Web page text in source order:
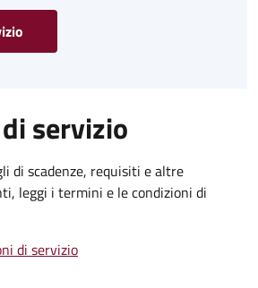
servizio
di scadenze, requisiti e altre
leggi i termini e le condizioni di
di servizio